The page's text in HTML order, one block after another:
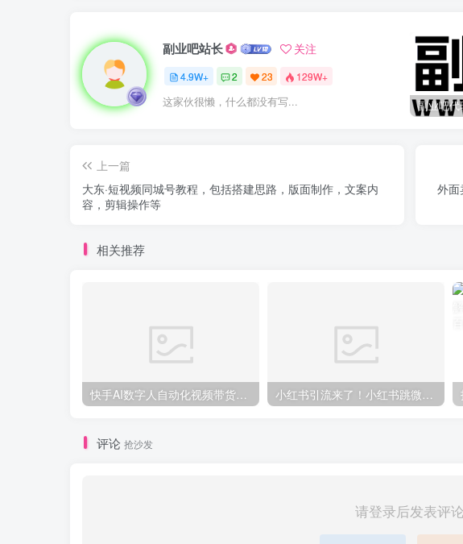
副业吧站长 关注
4.9W+ 2 23 129W+
这家伙很懒，什么都没有写... 副业吧
上一篇
大东·短视频同城号教程，包括搭建思路，版面制作，文案内
容，剪辑操作等
外面
相关推荐
快手AI数字人自动化视频带货实操全流程，干货满满，细节拉满 小红书引流来了！小红书跳微信二维码，1分钟操作即可完成所有步骤
评论 抢沙发
请登录后发表评论